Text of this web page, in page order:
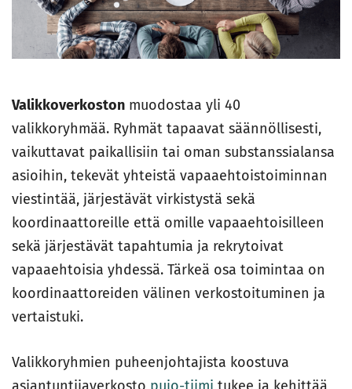
Valikkoverkoston muodostaa yli 40
valikkoryhmää. Ryhmät tapaavat säännöllisesti,
vaikuttavat paikallisiin tai oman substanssialansa
asioihin, tekevät yhteistä vapaaehtoistoiminnan
viestintää, järjestävät virkistystä sekä
koordinaattoreille että omille vapaaehtoisilleen
sekä järjestävät tapahtumia ja rekrytoivat
vapaaehtoisia yhdessä. Tärkeä osa toimintaa on
koordinaattoreiden välinen verkostoituminen ja
vertaistuki.
Valikkoryhmien puheenjohtajista koostuva